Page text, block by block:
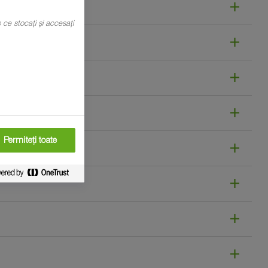
ce stocați și accesați
Permiteți toate